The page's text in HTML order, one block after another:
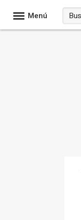
Menú